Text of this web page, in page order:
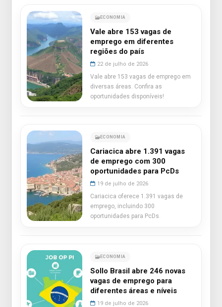
ECONOMIA
Vale abre 153 vagas de
emprego em diferentes
regiões do país
22 de julho de 2026
Vale abre 153 vagas de emprego em
diversas áreas. Confira as
oportunidades disponíveis!
ECONOMIA
Cariacica abre 1.391 vagas
de emprego com 300
oportunidades para PcDs
19 de julho de 2026
Cariacica oferece 1.391 vagas de
emprego, incluindo 300
oportunidades para PcDs.
ECONOMIA
Sollo Brasil abre 246 novas
vagas de emprego para
diferentes áreas e níveis
19 de julho de 2026